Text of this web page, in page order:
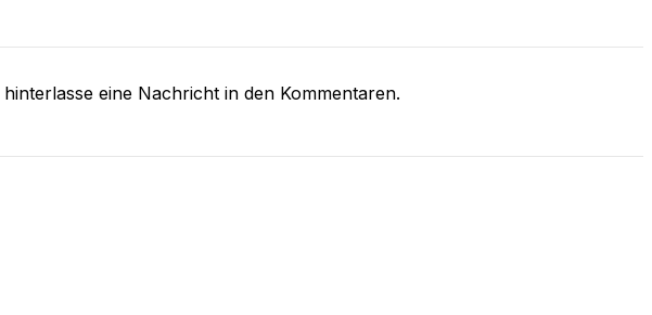
hinterlasse eine Nachricht in den Kommentaren.